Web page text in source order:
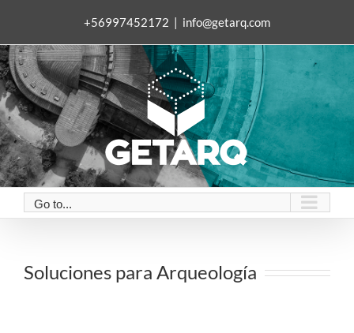
content
+56997452172 | info@getarq.com
Go to...
Soluciones para Arqueología